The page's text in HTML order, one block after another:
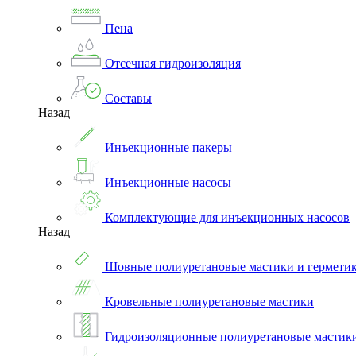
Пена
Отсечная гидроизоляция
Составы
Назад
Инъекционные пакеры
Инъекционные насосы
Комплектующие для инъекционных насосов
Назад
Шовные полиуретановые мастики и
Кровельные полиуретановые мастики
Гидроизоляционные полиуретановые